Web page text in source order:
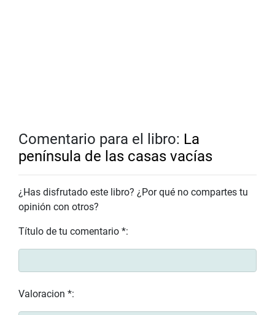
Comentario para el libro: La
península de las casas vacías
¿Has disfrutado este libro? ¿Por qué no compartes tu
opinión con otros?
Título de tu comentario *:
Valoracion *: